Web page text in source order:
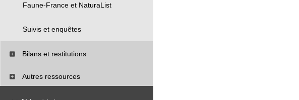
Faune-France et NaturaList
Suivis et enquêtes
Bilans et restitutions
Autres ressources